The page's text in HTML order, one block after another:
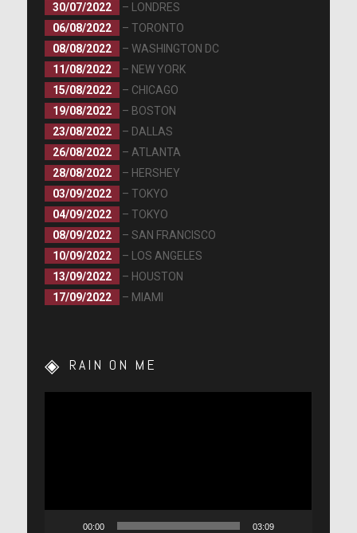
30/07/2022
– LONDRES
06/08/2022
– TORONTO
08/08/2022
– WASHINGTON DC
11/08/2022
– NEW YORK
15/08/2022
– CHICAGO
19/08/2022
– BOSTON
23/08/2022
– DALLAS
26/08/2022
– ATLANTA
28/08/2022
– HERSHEY
03/09/2022
– TOKYO
04/09/2022
– TOKYO
08/09/2022
– SAN FRANCISCO
10/09/2022
– LOS ANGELES
13/09/2022
– HOUSTON
17/09/2022
– MIAMI
RAIN ON ME
00:00 03:09